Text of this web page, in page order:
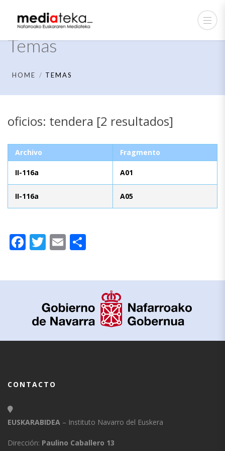
Temas
HOME TEMAS
oficios: tendera [2 resultados]
Archivo Fragmento
II-116a A01
II-116a A05
Facebook
Twitter
Email
CONTACTO
EUSKARABIDEA – Instituto Navarro del Euskera
Dirección: Paulino Caballero 13